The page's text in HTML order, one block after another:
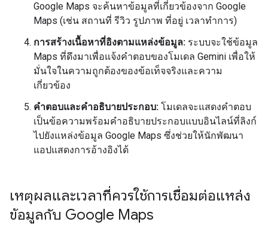
Google Maps จะค้นหาข้อมูลที่เกี่ยวข้องจาก Google
Maps (เช่น สถานที่ รีวิว รูปภาพ ที่อยู่ เวลาทำการ)
การสร้างเนื้อหาที่อิงตามแหล่งข้อมูล: ระบบจะใช้ข้อมูล
Maps ที่ดึงมาเพื่อแจ้งคำตอบของโมเดล Gemini เพื่อให้
มั่นใจในความถูกต้องของข้อเท็จจริงและความ
เกี่ยวข้อง
คำตอบและคำอธิบายประกอบ: โมเดลจะแสดงคำตอบ
เป็นข้อความพร้อมคำอธิบายประกอบแบบอินไลน์ที่ลิงก์
ไปยังแหล่งข้อมูล Google Maps ซึ่งช่วยให้นักพัฒนา
แอปแสดงการอ้างอิงได้
เหตุผลและเวลาที่ควรใช้การเชื่อมต่อแหล่ง
ข้อมูลกับ Google Maps